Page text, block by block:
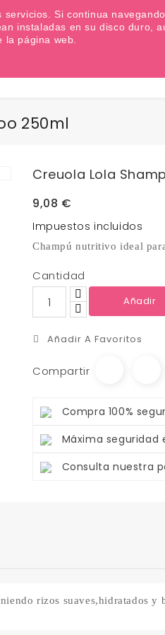
250ml
Creuola Lola
9,08 €
Impuestos incluidos
Champú nutritivo ideal
Cantidad
Añadir
Añadir A Favoritos
Compartir
Compra 100%
Máxima seguridad
Consulta nuestra
rizos suaves,hidratados y
Si continua
instaladas en su disco duro,
página web.